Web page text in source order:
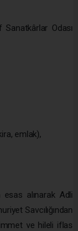
Odası
emlak),
alınarak Adli
Savcılığından
ve hileli iflas